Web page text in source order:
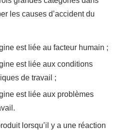
les causes d’accident du
est liée au facteur humain ;
est liée aux conditions
de travail ;
est liée aux problèmes
lorsqu’il y a une réaction